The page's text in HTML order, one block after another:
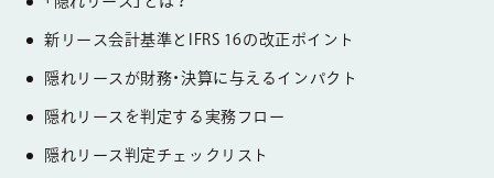
新リース会計基準とIFRS 16の改正ポイント
隠れリースが財務・決算に与えるインパクト
隠れリースを判定する実務フロー
隠れリース判定チェックリスト